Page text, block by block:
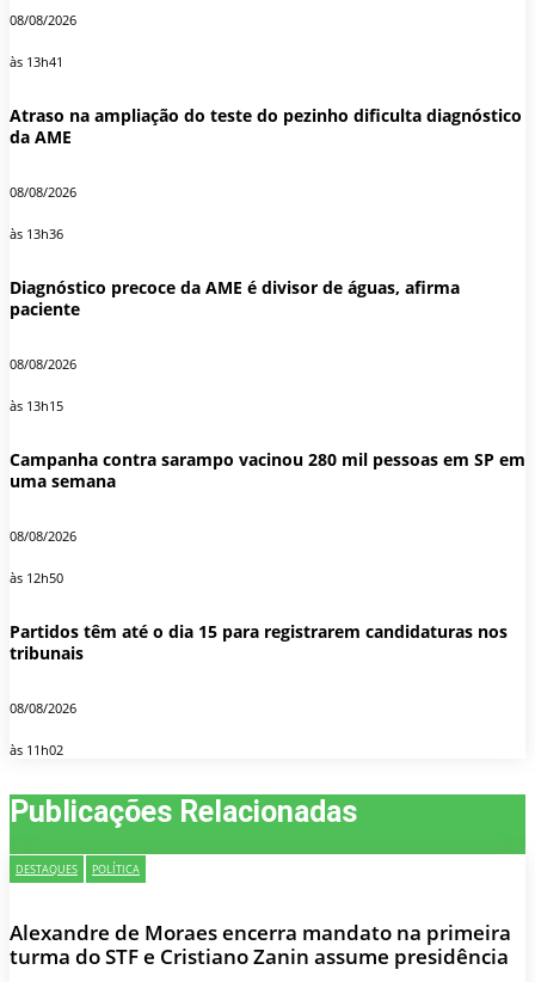
08/08/2026
às 13h41
Atraso na ampliação do teste do pezinho dificulta diagnóstico
da AME
08/08/2026
às 13h36
Diagnóstico precoce da AME é divisor de águas, afirma
paciente
08/08/2026
às 13h15
Campanha contra sarampo vacinou 280 mil pessoas em SP em
uma semana
08/08/2026
às 12h50
Partidos têm até o dia 15 para registrarem candidaturas nos
tribunais
08/08/2026
às 11h02
Publicações Relacionadas
DESTAQUES POLÍTICA
Alexandre de Moraes encerra mandato na primeira
turma do STF e Cristiano Zanin assume presidência